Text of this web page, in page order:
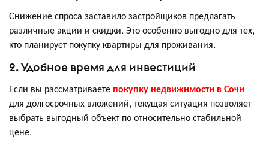
Снижение спроса заставило застройщиков предлагать
различные акции и скидки. Это особенно выгодно для тех,
кто планирует покупку квартиры для проживания.
2. Удобное время для инвестиций
Если вы рассматриваете покупку недвижимости в Сочи
для долгосрочных вложений, текущая ситуация позволяет
выбрать выгодный объект по относительно стабильной
цене.